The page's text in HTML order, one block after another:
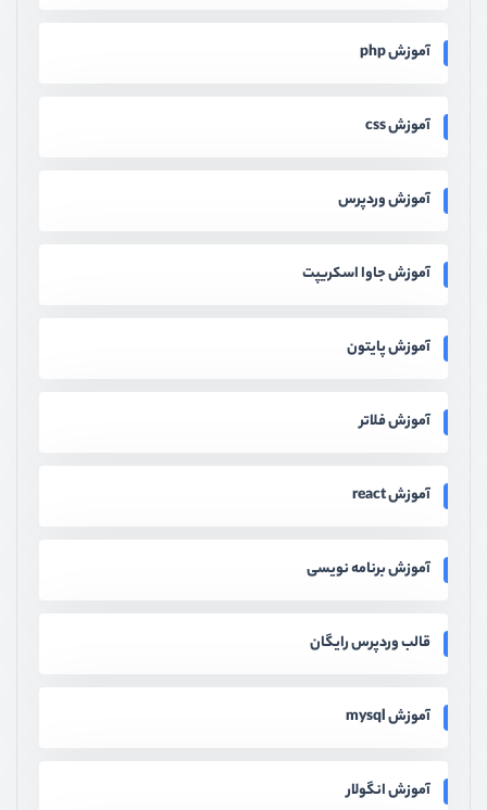
آموزش php
آموزش css
آموزش وردپرس
آموزش جاوا اسکریپت
آموزش پایتون
آموزش فلاتر
آموزش react
آموزش برنامه نویسی
قالب وردپرس رایگان
آموزش mysql
آموزش انگولار